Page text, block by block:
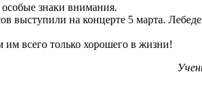
знаки внимания.
на концерте 5 марта.
всего только хорошего в жизни!